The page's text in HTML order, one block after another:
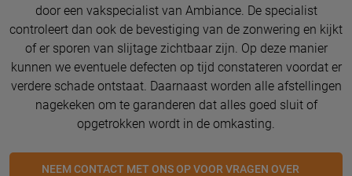
door een vakspecialist van Ambiance. De specialist
controleert dan ook de bevestiging van de zonwering en kijkt
of er sporen van slijtage zichtbaar zijn. Op deze manier
kunnen we eventuele defecten op tijd constateren voordat er
verdere schade ontstaat. Daarnaast worden alle afstellingen
nagekeken om te garanderen dat alles goed sluit of
opgetrokken wordt in de omkasting.
NEEM CONTACT MET ONS OP VOOR VRAGEN OVER